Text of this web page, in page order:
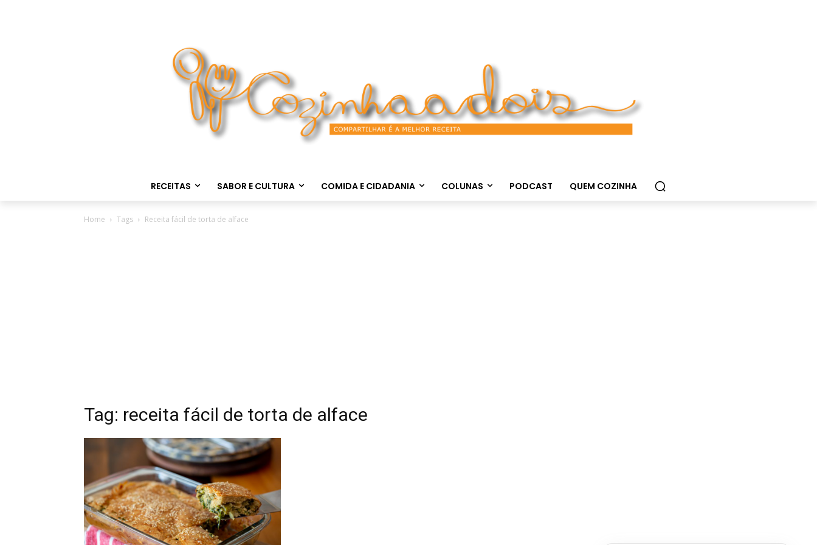
RECEITAS SABOR E CULTURA COMIDA E CIDADANIA COLUNAS PODCAST QUEM COZINHA
Home Tags Receita fácil de torta de alface
Tag: receita fácil de torta de alface